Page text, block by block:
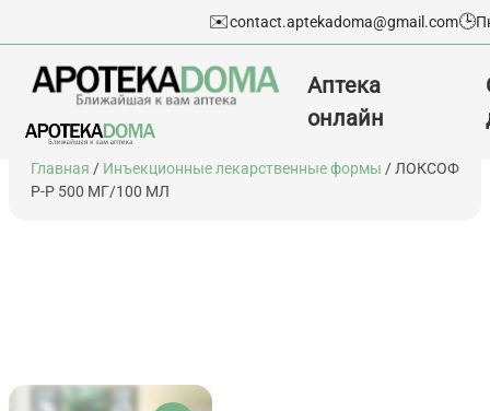
Перейти
содержимому
✉️contact.aptekadoma@gmail.com🕒
Аптека
онлайн
Главная / Инъекционные лекарственные формы / ЛОКСОФ
Р-Р 500 МГ/100 МЛ